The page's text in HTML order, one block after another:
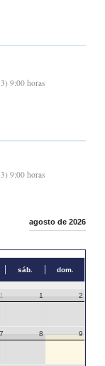
9:00 horas
9:00 horas
agosto de 2026
sáb. dom.
1 2
7 8 9